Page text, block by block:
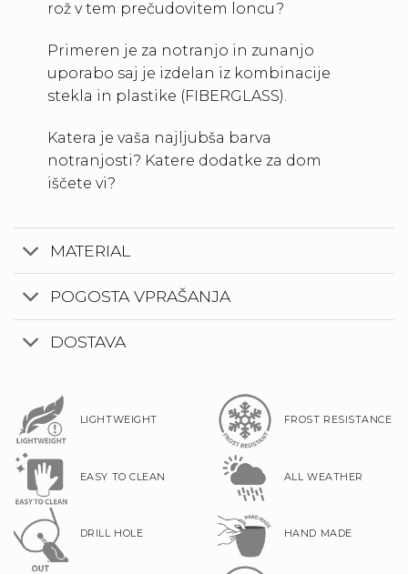
rož v tem prečudovitem loncu?
Primeren je za notranjo in zunanjo
uporabo saj je izdelan iz kombinacije
stekla in plastike (FIBERGLASS).
Katera je vaša najljubša barva
notranjosti? Katere dodatke za dom
iščete vi?
MATERIAL
POGOSTA VPRAŠANJA
DOSTAVA
LIGHTWEIGHT
EASY TO CLEAN
DRILL HOLE
FROST RESISTANCE
ALL WEATHER
HAND MADE